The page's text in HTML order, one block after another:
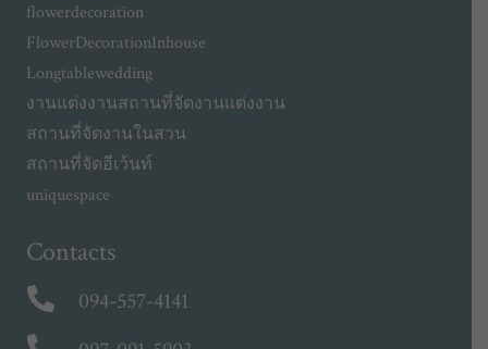
flowerdecoration
FlowerDecorationInhouse
Longtablewedding
งานแต่งงานสถานที่จัดงานแต่งงาน
สถานที่จัดงานในสวน
สถานที่จัดอีเว้นท์
uniquespace
Contacts
094-557-4141